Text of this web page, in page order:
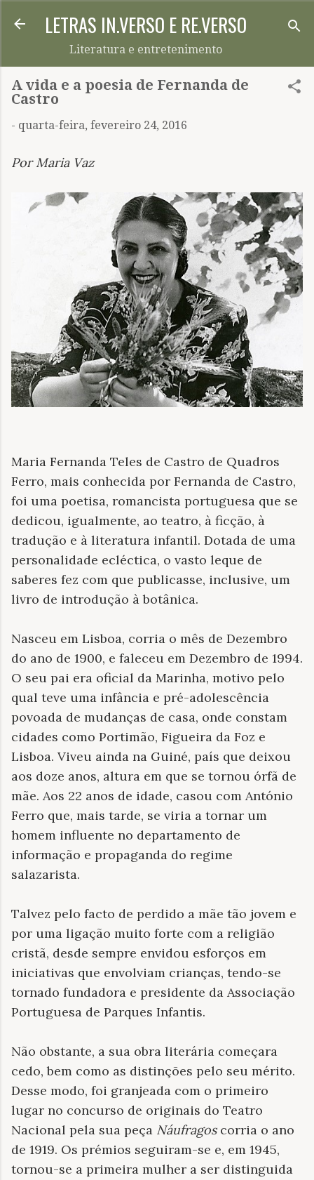
Pular para o conteúdo principal
LETRAS IN.VERSO E RE.VERSO
Literatura e entretenimento
A vida e a poesia de Fernanda de
Castro
- quarta-feira, fevereiro 24, 2016
Por Maria Vaz
Maria Fernanda Teles de Castro de Quadros
Ferro, mais conhecida por Fernanda de Castro,
foi uma poetisa, romancista portuguesa que se
dedicou, igualmente, ao teatro, à ficção, à
tradução e à literatura infantil. Dotada de uma
personalidade ecléctica, o vasto leque de
saberes fez com que publicasse, inclusive, um
livro de introdução à botânica.
Nasceu em Lisboa, corria o mês de Dezembro
do ano de 1900, e faleceu em Dezembro de 1994.
O seu pai era oficial da Marinha, motivo pelo
qual teve uma infância e pré-adolescência
povoada de mudanças de casa, onde constam
cidades como Portimão, Figueira da Foz e
Lisboa. Viveu ainda na Guiné, país que deixou
aos doze anos, altura em que se tornou órfã de
mãe. Aos 22 anos de idade, casou com António
Ferro que, mais tarde, se viria a tornar um
homem influente no departamento de
informação e propaganda do regime
salazarista.
Talvez pelo facto de perdido a mãe tão jovem e
por uma ligação muito forte com a religião
cristã, desde sempre envidou esforços em
iniciativas que envolviam crianças, tendo-se
tornado fundadora e presidente da Associação
Portuguesa de Parques Infantis.
Não obstante, a sua obra literária começara
cedo, bem como as distinções pelo seu mérito.
Desse modo, foi granjeada com o primeiro
lugar no concurso de originais do Teatro
Nacional pela sua peça Náufragoscorria o ano
de 1919. Os prémios seguiram-se e, em 1945,
tornou-se a primeira mulher a ser distinguida